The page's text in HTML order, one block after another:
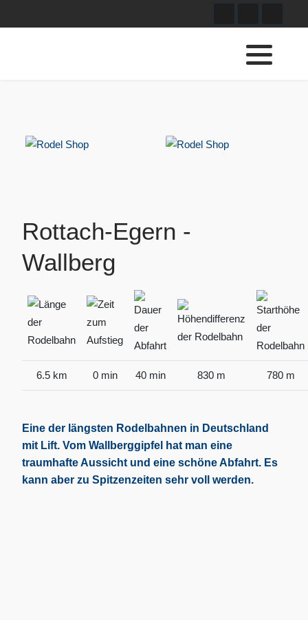
Rottach-Egern -
Wallberg
6.5 km 0 min 40 min 830 m 780 m
Eine der längsten Rodelbahnen in Deutschland
mit Lift. Vom Wallberggipfel hat man eine
traumhafte Aussicht und eine schöne Abfahrt. Es
kann aber zu Spitzenzeiten sehr voll werden.